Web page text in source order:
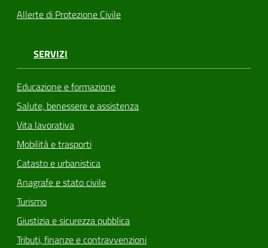
Allerte di Protezione Civile
SERVIZI
Educazione e formazione
Salute, benessere e assistenza
Vita lavorativa
Mobilità e trasporti
Catasto e urbanistica
Anagrafe e stato civile
Turismo
Giustizia e sicurezza pubblica
Tributi, finanze e contravvenzioni